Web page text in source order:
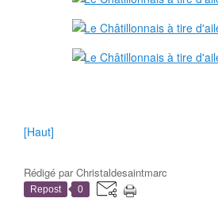
[Haut]
Rédigé parChristaldesaintmarc
Repost 0